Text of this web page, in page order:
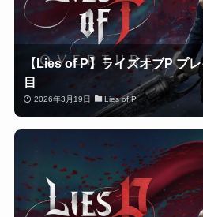
【Lies of P】ライズオブP プ
目
2026年3月19日 Lies of P